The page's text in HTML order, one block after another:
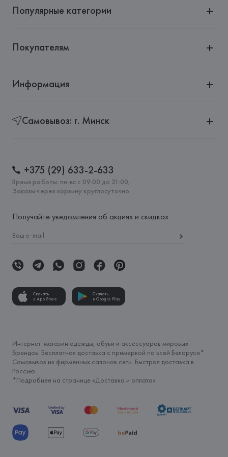
Популярные категории
Покупателям
Информация
Самовывоз: г. Минск
+375 (29) 633-2-633
Время работы: пн-вс с 09:00 до 21:00,
Заказы через корзину круглосуточно
Получайте уведомления об акциях и скидках:
Скачать
в App Store
Скачать
в Google Play
Интернет-магазин одежды, обуви и аксессуаров мировых
брендов. Бесплатная доставка с примеркой по всей Беларуси*.
Самовывоз из фирменных салонов сети. Быстрая доставка в
Россию.
*Подробнее на странице «Доставка и оплата»